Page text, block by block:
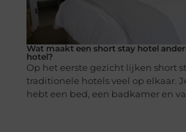
Wat maakt een short stay hotel
hotel?
Op het eerste gezicht lijken short
traditionele hotels veel op elkaar.
hebt een bed, een badkamer en